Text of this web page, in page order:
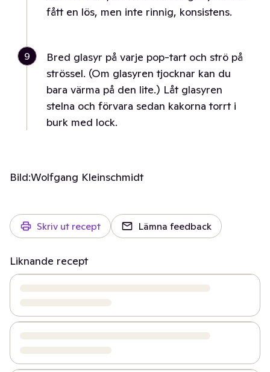
fått en lös, men inte rinnig, konsistens.
9
Bred glasyr på varje pop-tart och strö på
strössel. (Om glasyren tjocknar kan du
bara värma på den lite.) Låt glasyren
stelna och förvara sedan kakorna torrt i
burk med lock.
Bild:Wolfgang Kleinschmidt
Skriv ut recept Lämna feedback
Liknande recept